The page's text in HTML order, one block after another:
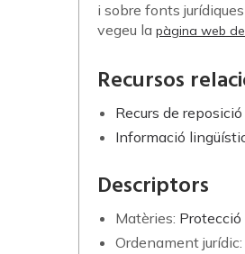
i sobre fonts
vegeu la pàgina web
Recursos
Recurs de
Informació
Descriptors
Matèries:
Ordenament jurídic: